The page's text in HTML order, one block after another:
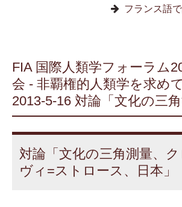
フランス語
FIA 国際人類学フォーラム
会 - 非覇権的人類学を求め
2013-5-16 対論「文化の三角
対論「文化の三角測量、
ヴィ=ストロース、日本」